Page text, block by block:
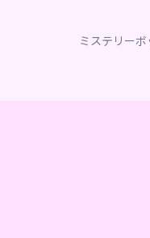
ミステリーボ